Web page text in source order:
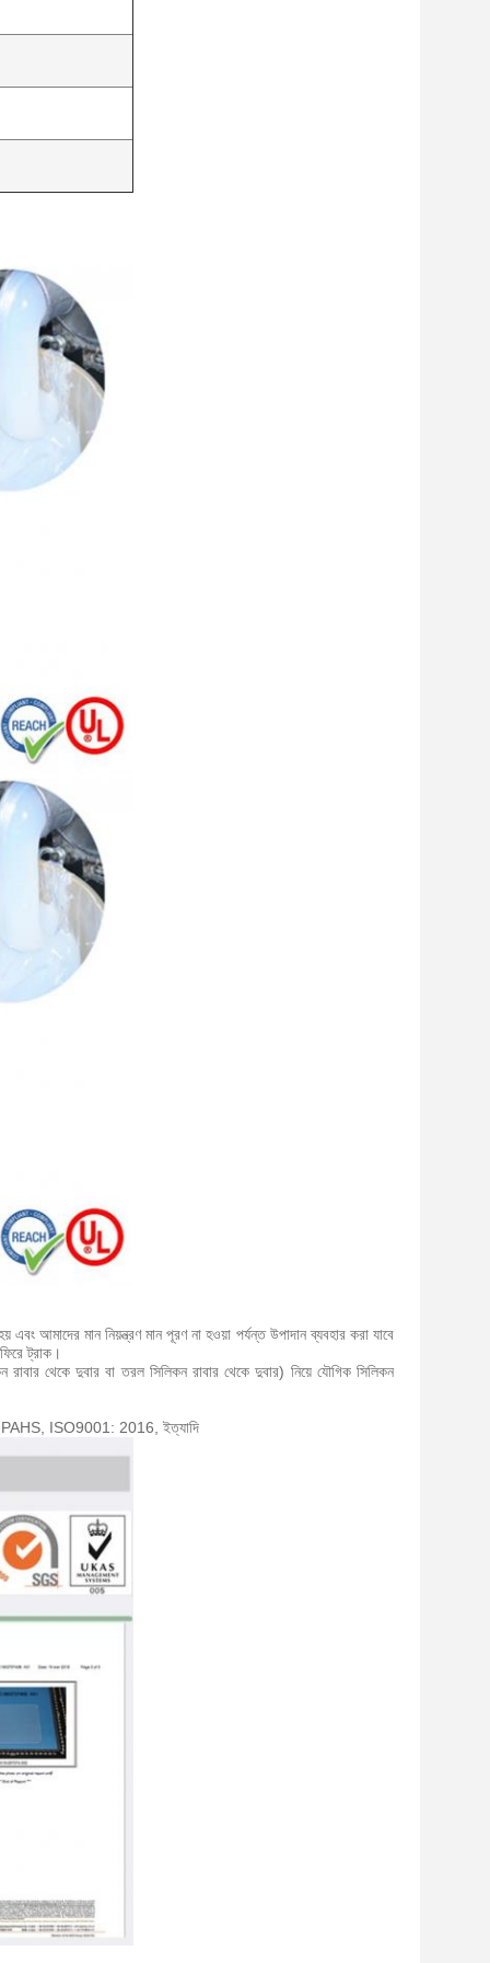
এবং আমাদের মান নিয়ন্ত্রণ মান পূরণ না হওয়া পর্যন্ত উপাদান ব্যবহার করা যাবে
ট্রাক।
থেকে দুবার বা তরল সিলিকন রাবার থেকে দুবার) নিয়ে যৌগিক সিলিকন
PAHS, ISO9001: 2016, ইত্যাদি